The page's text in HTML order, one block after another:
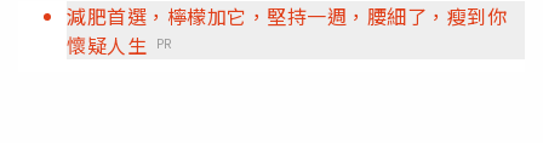
減肥首選，檸檬加它，堅持一週，腰細了，瘦到你
懷疑人生 PR